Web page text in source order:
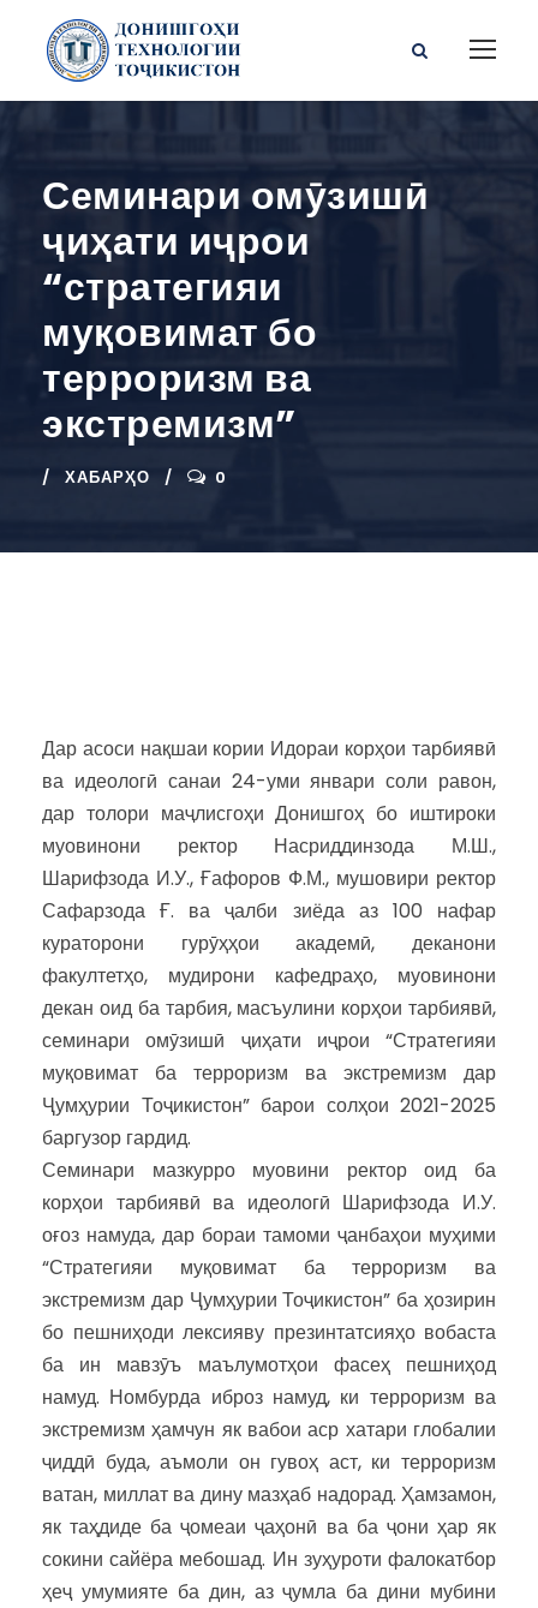
Семинари омӯзишӣ
ҷиҳати иҷрои
“стратегияи
муқовимат бо
терроризм ва
экстремизм”
ХАБАРҲО 0
Дар асоси нақшаи кории Идораи корҳои тарбиявӣ
ва идеологӣ санаи 24-уми январи соли равон,
дар толори маҷлисгоҳи Донишгоҳ бо иштироки
муовинони ректор Насриддинзода М.Ш.,
Шарифзода И.У., Ғафоров Ф.М., мушовири ректор
Сафарзода Ғ. ва ҷалби зиёда аз 100 нафар
кураторони гурӯҳҳои академӣ, деканони
факултетҳо, мудирони кафедраҳо, муовинони
декан оид ба тарбия, масъулини корҳои тарбиявӣ,
семинари омӯзишӣ ҷиҳати иҷрои “Стратегияи
муқовимат ба терроризм ва экстремизм дар
Ҷумҳурии Тоҷикистон” барои солҳои 2021-2025
баргузор гардид.
Семинари мазкурро муовини ректор оид ба
корҳои тарбиявӣ ва идеологӣ Шарифзода И.У.
оғоз намуда, дар бораи тамоми ҷанбаҳои муҳими
“Стратегияи муқовимат ба терроризм ва
экстремизм дар Ҷумҳурии Тоҷикистон” ба ҳозирин
бо пешниҳоди лексияву презинтатсияҳо вобаста
ба ин мавзӯъ маълумотҳои фасеҳ пешниҳод
намуд. Номбурда иброз намуд, ки терроризм ва
экстремизм ҳамчун як вабои аср хатари глобалии
ҷиддӣ буда, аъмоли он гувоҳ аст, ки терроризм
ватан, миллат ва дину мазҳаб надорад. Ҳамзамон,
як таҳдиде ба ҷомеаи ҷаҳонӣ ва ба ҷони ҳар як
сокини сайёра мебошад. Ин зуҳуроти фалокатбор
ҳеҷ умумияте ба дин, аз ҷумла ба дини мубини